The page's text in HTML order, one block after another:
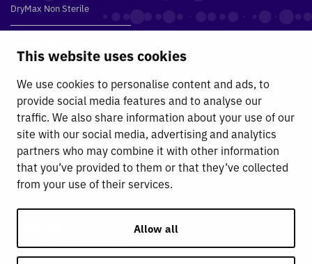
This website uses cookies
We use cookies to personalise content and ads, to
provide social media features and to analyse our
traffic. We also share information about your use of our
site with our social media, advertising and analytics
partners who may combine it with other information
that you’ve provided to them or that they’ve collected
from your use of their services.
Allow all
DryMax Non Sterile
DryMax 2.4
DryMax XL
DryMax Combimat
DryMax Triple
DryMax Comfort
DryMax Sterile
Absorbest
Absorbest medicinteknik
Absorbest Partners